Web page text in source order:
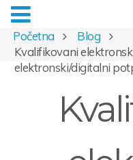
Početna
Blog
Kvalifikovani
elektronski/digitalni